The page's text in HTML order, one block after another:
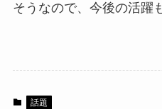
そうなので、今後の活躍
話題